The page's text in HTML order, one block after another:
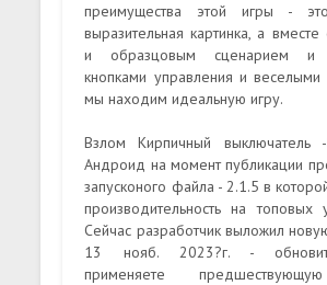
преимущества этой игры -
выразительная картинка, а
и образцовым сценарием и
кнопками управления и
мы находим идеальную игру.
Взлом Кирпичный выключатель
Андроид на момент публикации
запусконого файла - 2.1.5 в
производительность на топовых
Сейчас разработчик выложил
13 нояб. 2023?г. -
применяете